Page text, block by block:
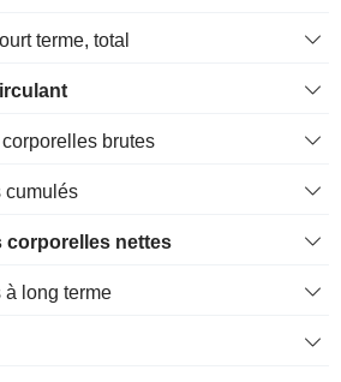
terme, total
brutes
cumulés
corporelles nettes
à long terme